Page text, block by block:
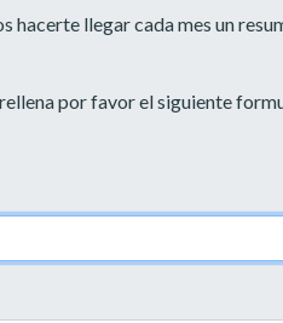
hacerte llegar cada mes un
por favor el siguiente